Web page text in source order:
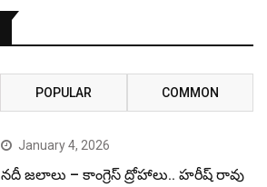
POPULAR COMMON
January 4, 2026
నదీ జలాలు – కాంగ్రెస్ ద్రోహాలు.. హరీష్ రావు